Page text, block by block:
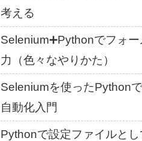
考える
Selenium➕Pythonでフォー
力（色々なやりかた）
Seleniumを使ったPython
自動化入門
Pythonで設定ファイルと